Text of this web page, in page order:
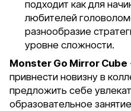
подходит как для
любителей
разнообразие
уровне сложности.
Monster Go Mirror Cube
привнести новизну в
предложить себе
образовательное